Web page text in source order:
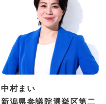
中村まい
新潟県参議院選挙区第二